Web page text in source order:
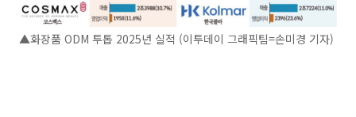
▲화장품 ODM 투톱 2025년 실적 (이투데이 그래픽팀=손미경 기자)